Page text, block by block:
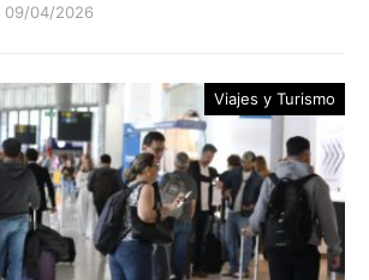
09/04/2026
Viajes y Turismo